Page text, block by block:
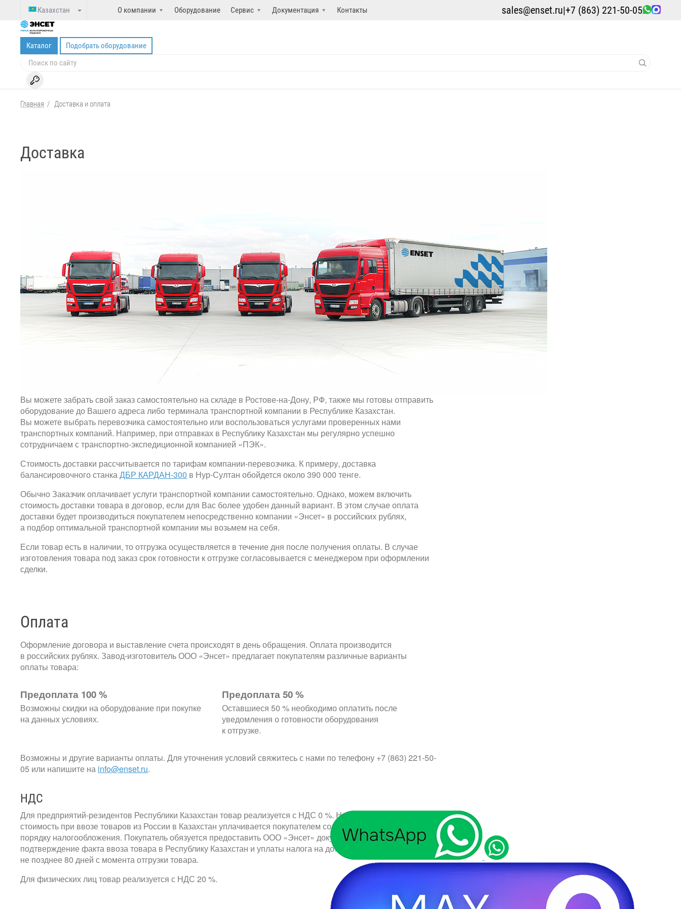
Казахстан О компании Оборудование Сервис Документация Контакты sales@enset.ru|+7 (863) 221-50-05
Каталог Подобрать оборудование
Главная / Доставка и оплата
Доставка
Вы можете забрать свой заказ самостоятельно на складе в Ростове-на-Дону, РФ, также мы готовы отправить
оборудование до Вашего адреса либо терминала транспортной компании в Республике Казахстан.
Вы можете выбрать перевозчика самостоятельно или воспользоваться услугами проверенных нами
транспортных компаний. Например, при отправках в Республику Казахстан мы регулярно успешно
сотрудничаем с транспортно-экспедиционной компанией «ПЭК».
Стоимость доставки рассчитывается по тарифам компании-перевозчика. К примеру, доставка
балансировочного станкаДБР КАРДАН-300 в Нур-Султан обойдется около 390 000 тенге.
Обычно Заказчик оплачивает услуги транспортной компании самостоятельно. Однако, можем включить
стоимость доставки товара в договор, если для Вас более удобен данный вариант. В этом случае оплата
доставки будет производиться покупателем непосредственно компании «Энсет» в российских рублях,
а подбор оптимальной транспортной компании мы возьмем на себя.
Если товар есть в наличии, то отгрузка осуществляется в течение дня после получения оплаты. В случае
изготовления товара под заказ срок готовности к отгрузке согласовывается с менеджером при оформлении
сделки.
Оплата
Оформление договора и выставление счета происходят в день обращения. Оплата производится
в российских рублях. Завод-изготовитель ООО «Энсет» предлагает покупателям различные варианты
оплаты товара:
Предоплата 100 %
Возможны скидки на оборудование при покупке
на данных условиях.
Предоплата 50 %
Оставшиеся 50 % необходимо оплатить после
уведомления о готовности оборудования
к отгрузке.
Возможны и другие варианты оплаты. Для уточнения условий свяжитесь с нами по телефону +7 (863) 221-50-
05 или напишите на info@enset.ru.
НДС
Для предприятий-резидентов Республики Казахстан товар реализуется с НДС 0 %. Налог на добавленную
стоимость при ввозе товаров из России в Казахстан уплачивается покупателем согласно установленному
порядку налогообложения. Покупатель обязуется предоставить ООО «Энсет» документальное
подтверждение факта ввоза товара в Республику Казахстан и уплаты налога на добавленную стоимость
не позднее 80 дней с момента отгрузки товара.
Для физических лиц товар реализуется с НДС 20 %.